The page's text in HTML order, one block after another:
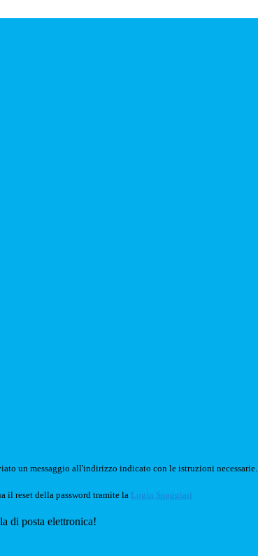
un messaggio all'indirizzo indicato con le istruzioni necessarie.
il reset della password tramite la Login Spaggiari
di posta elettronica!